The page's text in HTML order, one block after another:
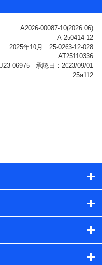
ーネット利用時の行動に
利用時の行動に関する情
の名称・購入場所・決済
答に関する情報などが含
契約者と被保険者の関
内容、保険料、保険料
行距離などの情報、建
の更改案内等を提供し
・フィナンシャルグルー
約に関する情報。例と
氏名、住所、生年月
者の関係、保険加入の目
険料のお支払方法、車
、建物の構造や築年数